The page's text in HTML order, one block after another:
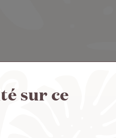
pour la qualité de
majeure aux États-
de vous proposer de
sur ce